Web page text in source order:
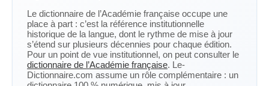
Le dictionnaire de l’Académie française occupe une
place à part : c’est la référence institutionnelle
historique de la langue, dont le rythme de mise à jour
s’étend sur plusieurs décennies pour chaque édition.
Pour un point de vue institutionnel, on peut consulter le
dictionnaire de l’Académie française. Le-
Dictionnaire.com assume un rôle complémentaire : un